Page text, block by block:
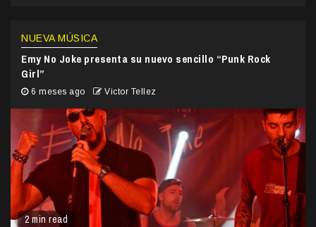
2 min read
NUEVA MÚSICA
Emy No Joke presenta su nuevo sencillo “Punk Rock
Girl”
6 meses ago Victor Tellez